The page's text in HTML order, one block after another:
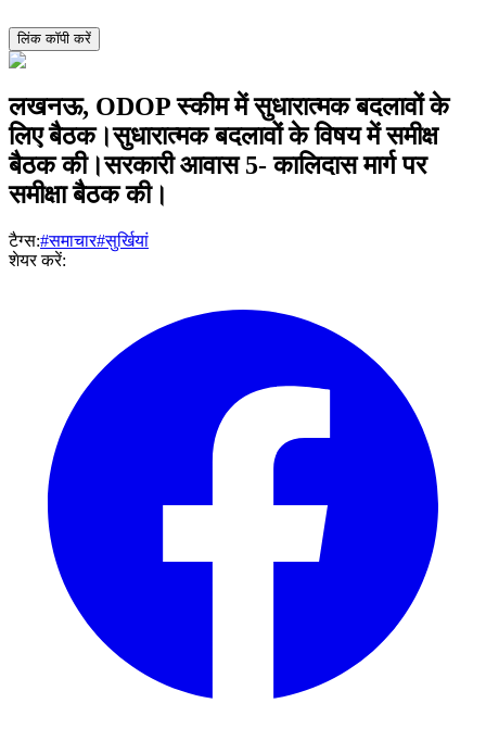
लिंक कॉपी करें
लखनऊ, ODOP स्कीम में सुधारात्मक बदलावों के
लिए बैठक।सुधारात्मक बदलावों के विषय में समीक्ष
बैठक की।सरकारी आवास 5- कालिदास मार्ग पर
समीक्षा बैठक की।
टैग्स:#समाचार#सुर्खियां
शेयर करें: